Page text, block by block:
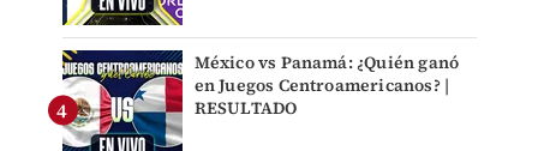
México vs Panamá: ¿Quién ganó
en Juegos Centroamericanos? |
RESULTADO